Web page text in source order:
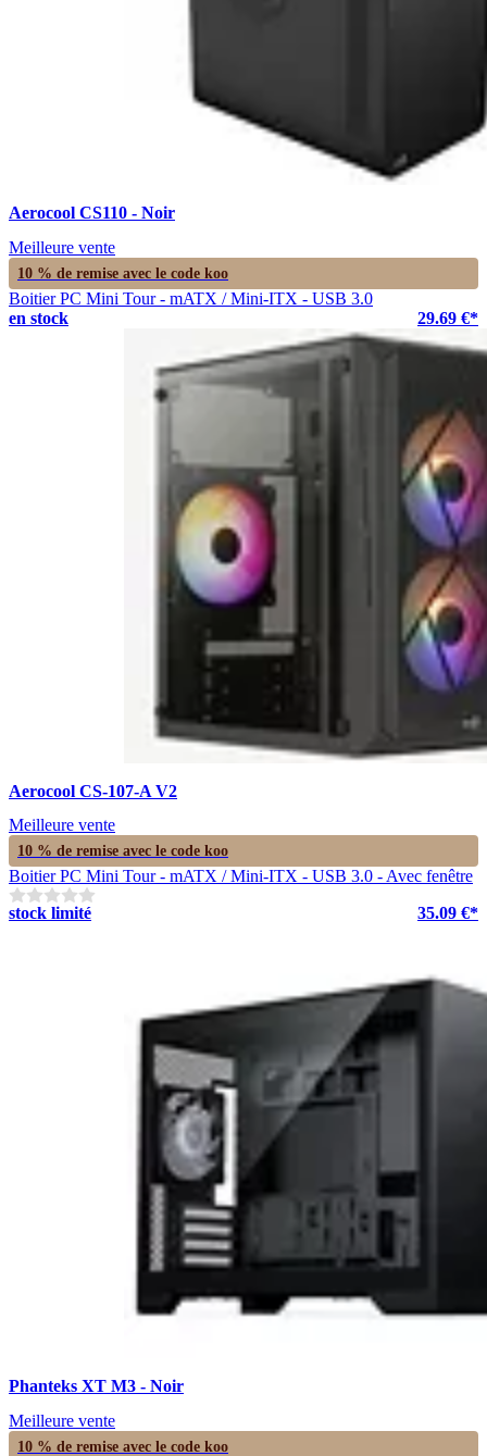
Aerocool CS110 - Noir
Meilleure vente
10 % de remise avec le code koo
Boitier PC Mini Tour - mATX / Mini-ITX - USB 3.0
en stock
29.69 €*
Aerocool CS-107-A V2
Meilleure vente
10 % de remise avec le code koo
Boitier PC Mini Tour - mATX / Mini-ITX - USB 3.0 - Avec fenêtre
stock limité
35.09 €*
Phanteks XT M3 - Noir
Meilleure vente
10 % de remise avec le code koo